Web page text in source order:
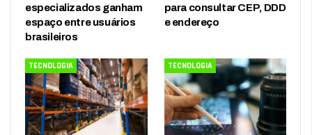
especializados ganham
espaço entre usuários
brasileiros
para consultar CEP, DDD
e endereço
TECNOLOGIA TECNOLOGIA